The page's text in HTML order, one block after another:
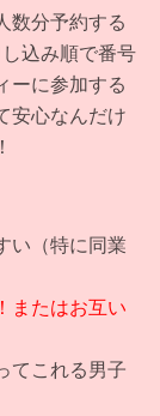
数分予約する
込み順で番号
ーに参加する
安心なんだけ
い（特に同業
またはお互い
てこれる男子